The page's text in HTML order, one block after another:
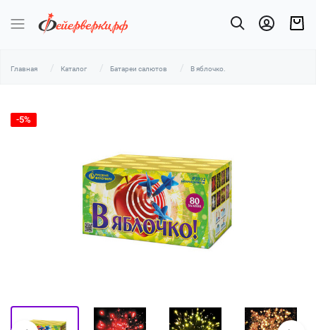
Главная Каталог Батареи салютов В яблочко.
-5%